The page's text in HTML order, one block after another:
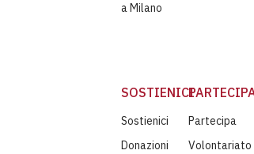
a Milano
SOSTIENICI
Sostienici
Donazioni
Partecipa
Volontariato